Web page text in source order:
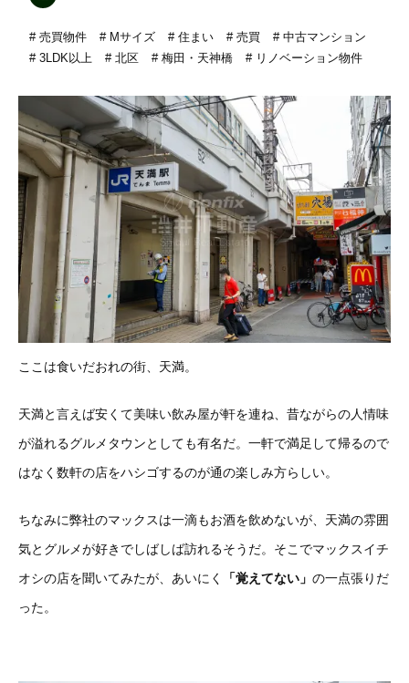
売買物件 Mサイズ 住まい 売買
中古マンション
3LDK以上
北区 梅田・天神橋 リノベーション物件
ここは食いだおれの街、天満。
天満と言えば安くて美味い飲み屋が軒を連ね、昔ながらの人情味
が溢れるグルメタウンとしても有名だ。一軒で満足して帰るので
はなく数軒の店をハシゴするのが通の楽しみ方らしい。
ちなみに弊社のマックスは一滴もお酒を飲めないが、天満の雰囲
気とグルメが好きでしばしば訪れるそうだ。そこでマックスイチ
オシの店を聞いてみたが、あいにく
「覚えてない」 の一点張りだ
った。